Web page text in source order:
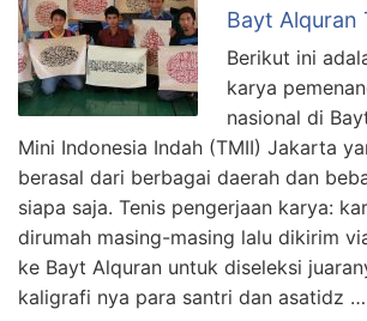
Bayt Alquran
Berikut ini
karya
nasional di
Mini Indonesia Indah (TMII) Jakarta
berasal dari berbagai daerah dan
siapa saja. Tenis pengerjaan karya:
dirumah masing-masing lalu dikirim
ke Bayt Alquran untuk diseleksi
kaligrafi nya para santri dan asatidz …